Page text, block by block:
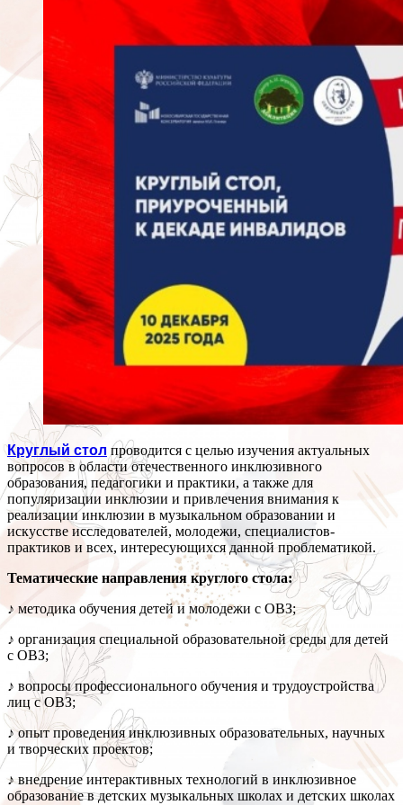
Круглый стол проводится с целью изучения актуальных
вопросов в области отечественного инклюзивного
образования, педагогики и практики, а также для
популяризации инклюзии и привлечения внимания к
реализации инклюзии в музыкальном образовании и
искусстве исследователей, молодежи, специалистов-
практиков и всех, интересующихся данной проблематикой.
Тематические направления круглого стола:
♪ методика обучения детей и молодежи с ОВЗ;
♪ организация специальной образовательной среды для детей
с ОВЗ;
♪ вопросы профессионального обучения и трудоустройства
лиц с ОВЗ;
♪ опыт проведения инклюзивных образовательных, научных
и творческих проектов;
♪ внедрение интерактивных технологий в инклюзивное
образование в детских музыкальных школах и детских школах